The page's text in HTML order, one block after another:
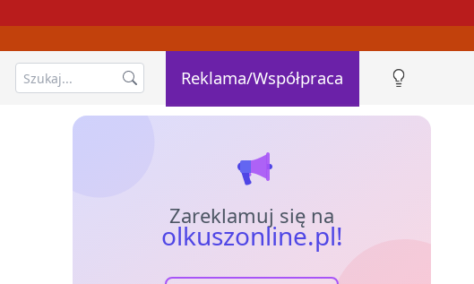
Reklama/Współpraca
Zareklamuj się na
olkuszonline.pl!